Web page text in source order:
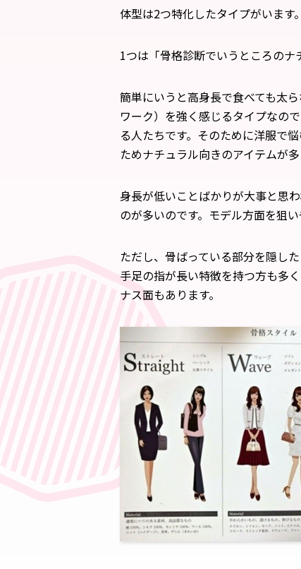
体型は2つ特化したタイプがいます。
1つは「骨格診断でいうところのナ
簡単にいうと高身長で食べても太
ワーク）を強く感じるタイプなの
る人たちです。そのために洋服で
ためナチュラル向きのアイテムが
身長が低いことばかりが大事と思
のが多いのです。モデル方面を狙い
ただし、骨ばっている部分を隠し
手足の指が長い特徴を持つ方も多
ナス面もあります。